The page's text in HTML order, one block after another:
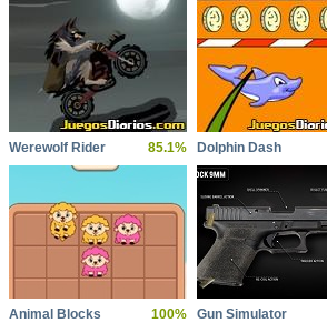
Werewolf Rider 85.1% Dolphin Dash
Animal Blocks 100% Gun Simulator